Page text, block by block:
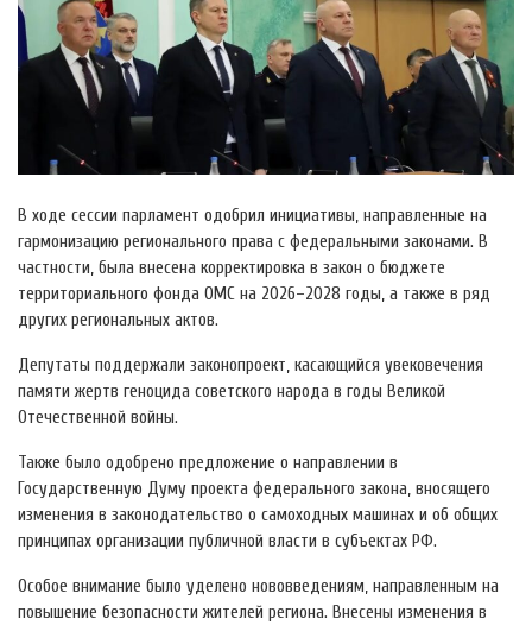
В ходе сессии парламент одобрил инициативы, направленные на
гармонизацию регионального права с федеральными законами. В
частности, была внесена корректировка в закон о бюджете
территориального фонда ОМС на 2026–2028 годы, а также в ряд
других региональных актов.
Депутаты поддержали законопроект, касающийся увековечения
памяти жертв геноцида советского народа в годы Великой
Отечественной войны.
Также было одобрено предложение о направлении в
Государственную Думу проекта федерального закона, вносящего
изменения в законодательство о самоходных машинах и об общих
принципах организации публичной власти в субъектах РФ.
Особое внимание было уделено нововведениям, направленным на
повышение безопасности жителей региона. Внесены изменения в